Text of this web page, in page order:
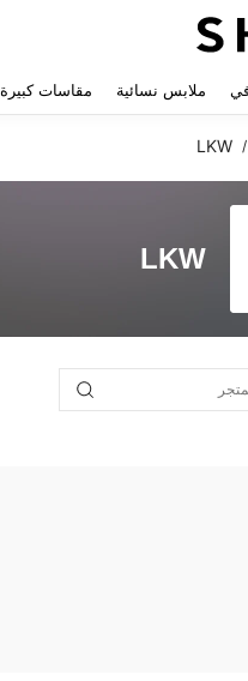
ملابس نسائية مقاسات كبيرة
/
LKW
LKW